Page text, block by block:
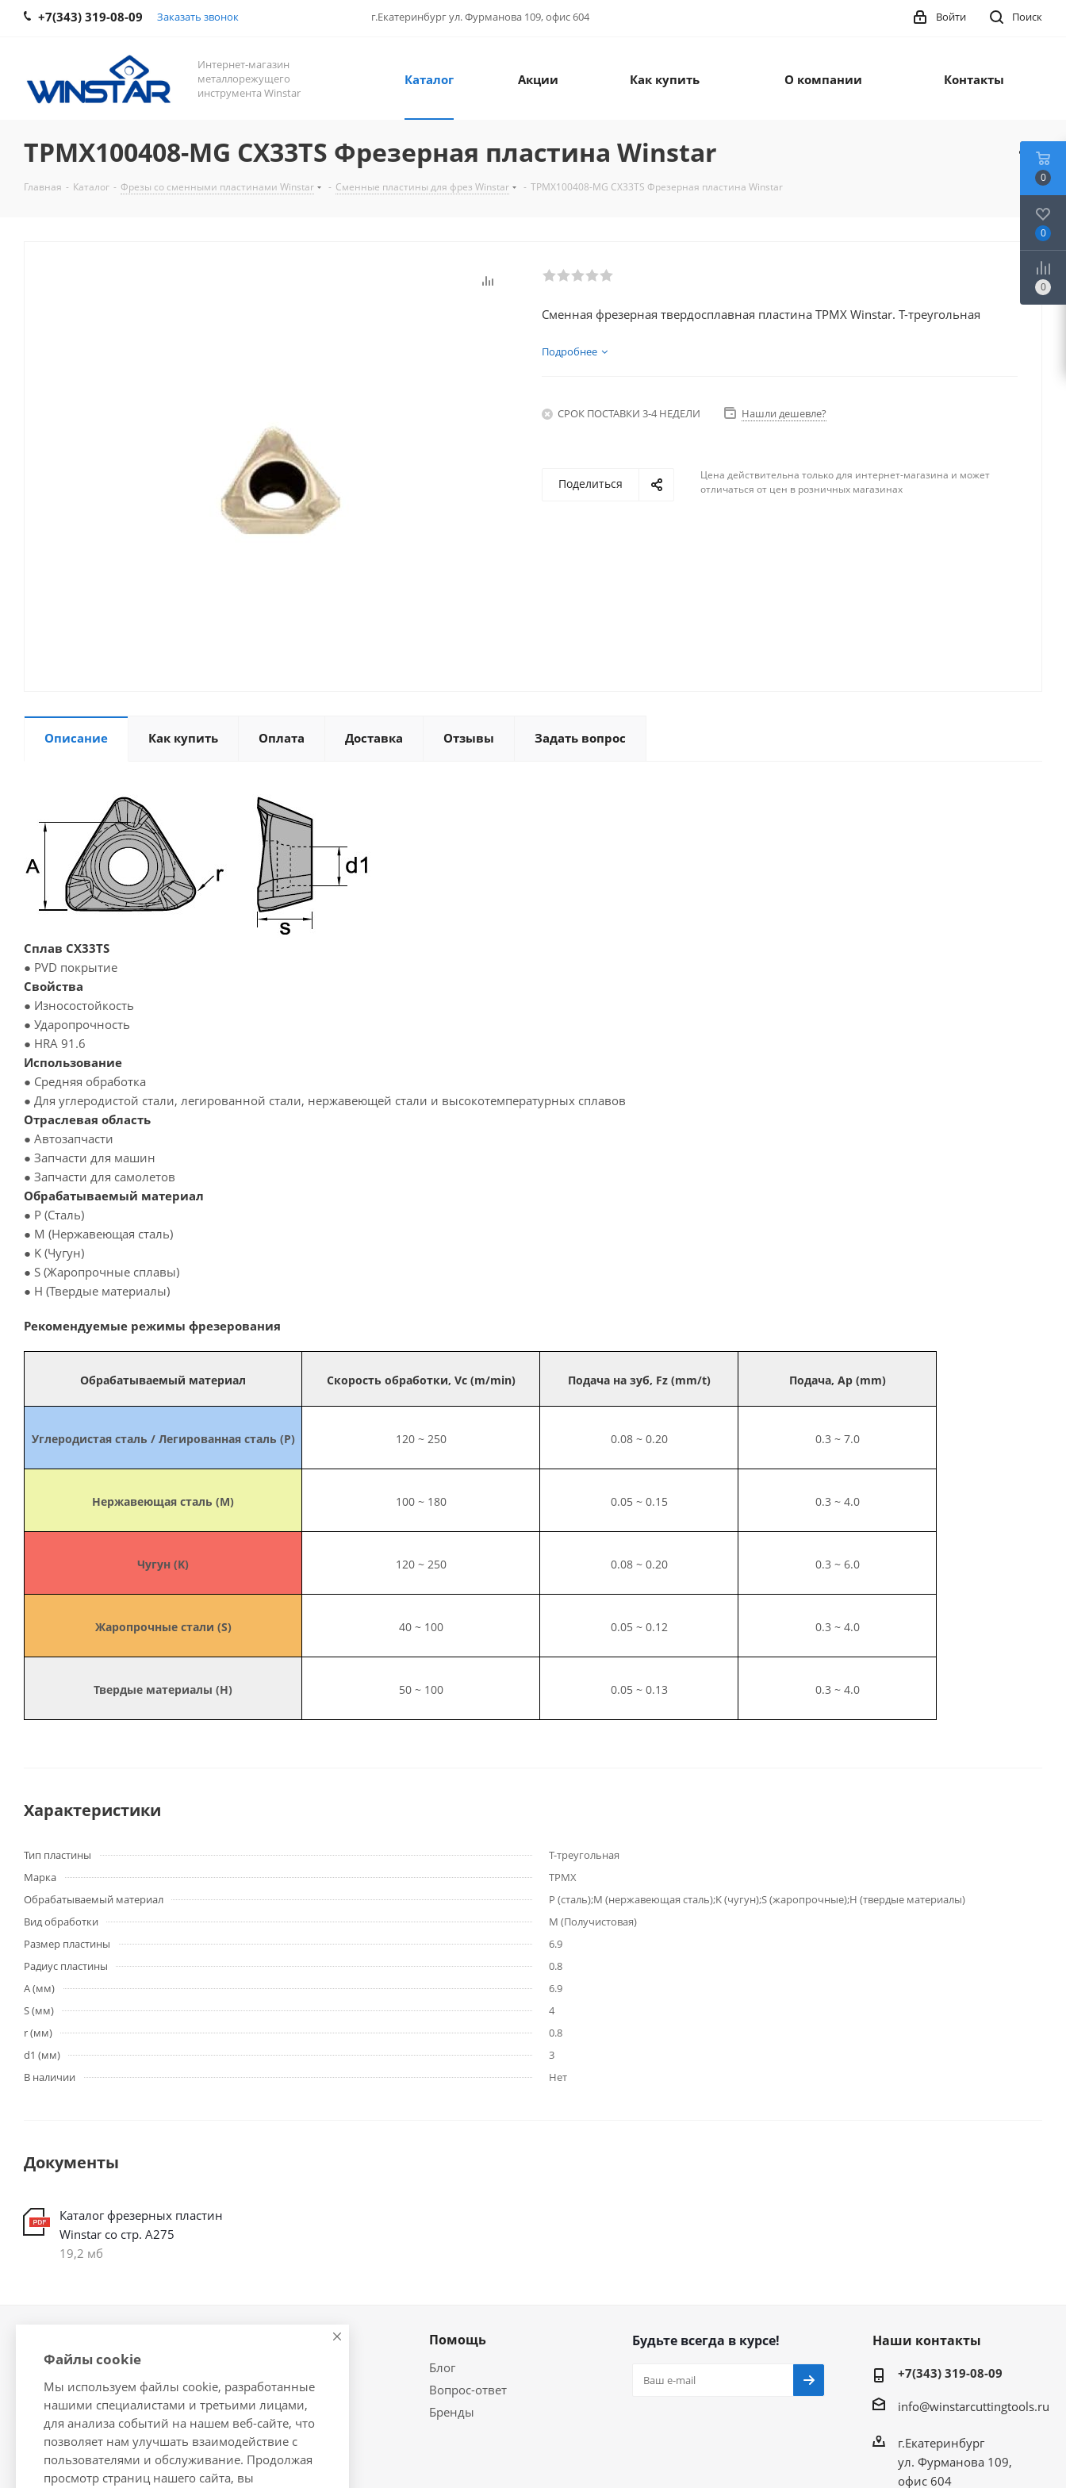
+7(343) 319-08-09 Заказать звонок г.Екатеринбург ул. Фурманова 109, офис 604 Поиск
Войти
Интернет-магазин
металлорежущего
инструмента Winstar
Каталог Акции Как купить О компании Контакты
TPMX100408-MG CX33TS Фрезерная пластина Winstar
Главная - Каталог - Фрезы со сменными пластинами Winstar - Сменные пластины для фрез Winstar - TPMX100408-MG CX33TS Фрезерная пластина Winstar
Сменная фрезерная твердосплавная пластина TPMX Winstar. T-треугольная
Подробнее
СРОК ПОСТАВКИ 3-4 НЕДЕЛИ Нашли дешевле?
Поделиться
Цена действительна только для интернет-магазина и может
отличаться от цен в розничных магазинах
Описание Как купить Оплата Доставка Отзывы Задать вопрос
Сплав CX33TS
● PVD покрытие
Свойства
● Износостойкость
● Ударопрочность
● HRA 91.6
Использование
● Средняя обработка
● Для углеродистой стали, легированной стали, нержавеющей стали и высокотемпературных сплавов
Отраслевая область
● Автозапчасти
● Запчасти для машин
● Запчасти для самолетов
Обрабатываемый материал
● P (Сталь)
● M (Нержавеющая сталь)
● K (Чугун)
● S (Жаропрочные сплавы)
● H (Твердые материалы)
Рекомендуемые режимы фрезерования
Обрабатываемый материал Скорость обработки, Vc (m/min) Подача на зуб, Fz (mm/t) Подача, Ap (mm)
Углеродистая сталь / Легированная сталь (P) 120 ~ 250 0.08 ~ 0.20 0.3 ~ 7.0
Нержавеющая сталь (M) 100 ~ 180 0.05 ~ 0.15 0.3 ~ 4.0
Чугун (K) 120 ~ 250 0.08 ~ 0.20 0.3 ~ 6.0
Жаропрочные стали (S) 40 ~ 100 0.05 ~ 0.12 0.3 ~ 4.0
Твердые материалы (H) 50 ~ 100 0.05 ~ 0.13 0.3 ~ 4.0
Характеристики
Тип пластины
T-треугольная
Марка
TPMX
Обрабатываемый материал
P (сталь);M (нержавеющая сталь);K (чугун);S (жаропрочные);H (твердые материалы)
Вид обработки
M (Получистовая)
Размер пластины
6.9
Радиус пластины
0.8
A (мм)
6.9
S (мм)
4
r (мм)
0.8
d1 (мм)
3
В наличии
Нет
Документы
Каталог фрезерных пластин
Winstar со стр. А275
19,2 мб
О компании
Новости
Сотрудники
Вакансии
Магазины
Политика
Условия оплаты
Условия доставки
Гарантия на товар
Подборки товаров
Помощь
Блог
Вопрос-ответ
Бренды
Будьте всегда в курсе! Наши контакты
+7(343) 319-08-09
info@winstarcuttingtools.ru
г.Екатеринбург
ул. Фурманова 109,
офис 604
0
0
0
Файлы cookie
Мы используем файлы cookie, разработанные
нашими специалистами и третьими лицами,
для анализа событий на нашем веб-сайте, что
позволяет нам улучшать взаимодействие с
пользователями и обслуживание. Продолжая
просмотр страниц нашего сайта, вы